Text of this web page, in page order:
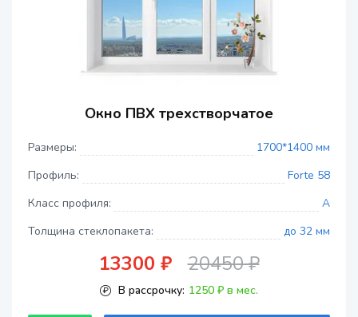
Окно ПВХ трехстворчатое
Размеры:
1700*1400 мм
Профиль:
Forte 58
Класс профиля:
A
Толщина стеклопакета:
до 32 мм
13300 ₽ 20450 ₽
В рассрочку: 1250 ₽ в мес.